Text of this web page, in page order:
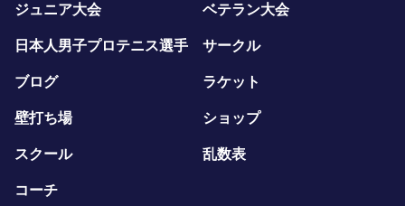
ジュニア大会 ベテラン大会
日本人男子プロテニス選手 サークル
ブログ ラケット
壁打ち場 ショップ
スクール 乱数表
コーチ